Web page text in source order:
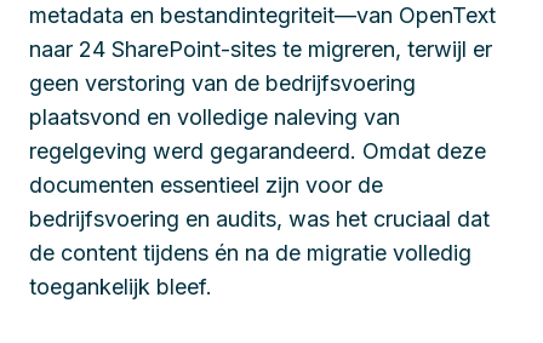
metadata en bestandintegriteit—van OpenText
naar 24 SharePoint-sites te migreren, terwijl er
geen verstoring van de bedrijfsvoering
plaatsvond en volledige naleving van
regelgeving werd gegarandeerd. Omdat deze
documenten essentieel zijn voor de
bedrijfsvoering en audits, was het cruciaal dat
de content tijdens én na de migratie volledig
toegankelijk bleef.